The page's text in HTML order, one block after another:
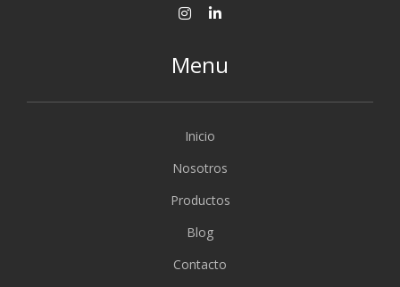
Menu
Inicio
Nosotros
Productos
Blog
Contacto